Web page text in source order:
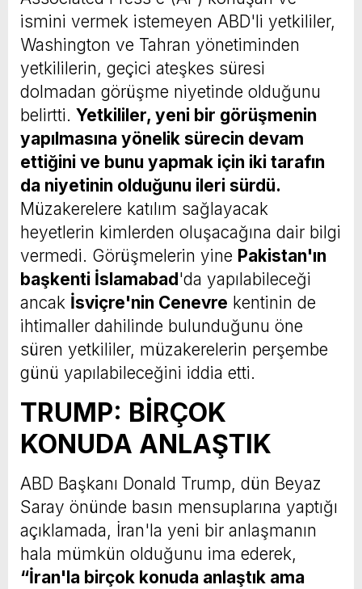
ismini vermek istemeyen ABD'li yetkililer,
Washington ve Tahran yönetiminden
yetkililerin, geçici ateşkes süresi
dolmadan görüşme niyetinde olduğunu
belirtti. Yetkililer, yeni bir görüşmenin
yapılmasına yönelik sürecin devam
ettiğini ve bunu yapmak için iki tarafın
da niyetinin olduğunu ileri sürdü.
Müzakerelere katılım sağlayacak
heyetlerin kimlerden oluşacağına dair bilgi
vermedi. Görüşmelerin yine Pakistan'ın
başkenti İslamabad'da yapılabileceği
ancak İsviçre'nin Cenevre kentinin de
ihtimaller dahilinde bulunduğunu öne
süren yetkililer, müzakerelerin perşembe
günü yapılabileceğini iddia etti.
TRUMP: BİRÇOK
KONUDA ANLAŞTIK
ABD Başkanı Donald Trump, dün Beyaz
Saray önünde basın mensuplarına yaptığı
açıklamada, İran'la yeni bir anlaşmanın
hala mümkün olduğunu ima ederek,
“İran'la birçok konuda anlaştık ama